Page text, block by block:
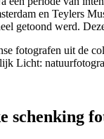
en Teylers
getoond werd.
fotografen uit de
Licht: